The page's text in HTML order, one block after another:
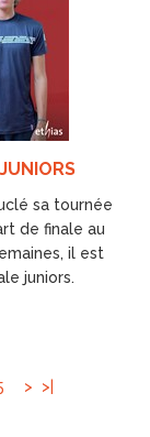
sa tournée
de finale au
il est
juniors.
> >|